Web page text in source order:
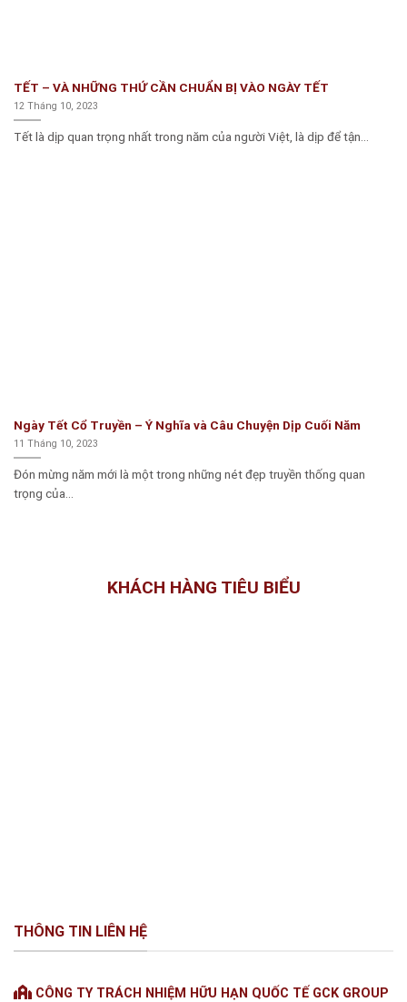
TẾT – VÀ NHỮNG THỨ CẦN CHUẨN BỊ VÀO NGÀY TẾT
12 Tháng 10, 2023
Tết là dịp quan trọng nhất trong năm của người Việt, là dịp để tận...
Ngày Tết Cổ Truyền – Ý Nghĩa và Câu Chuyện Dịp Cuối Năm
11 Tháng 10, 2023
Đón mừng năm mới là một trong những nét đẹp truyền thống quan
trọng của...
KHÁCH HÀNG TIÊU BIỂU
THÔNG TIN LIÊN HỆ
CÔNG TY TRÁCH NHIỆM HỮU HẠN QUỐC TẾ GCK GROUP